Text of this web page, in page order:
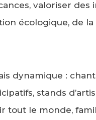
valoriser des
écologique, de la
dynamique :
stands
tout le monde,